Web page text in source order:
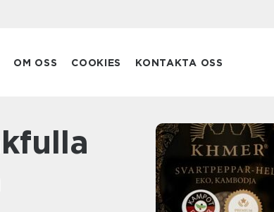
OM OSS COOKIES KONTAKTA OSS